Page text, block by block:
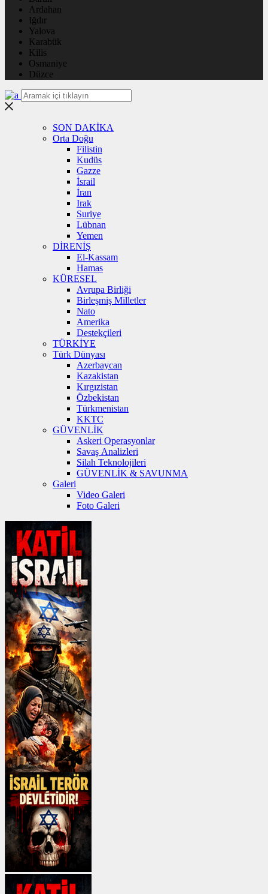
Ardahan
Iğdır
Yalova
Karabük
Kilis
Osmaniye
Düzce
SON DAKİKA
Orta Doğu
Filistin
Kudüs
Gazze
İsrail
İran
Irak
Suriye
Lübnan
Yemen
DİRENİŞ
El-Kassam
Hamas
KÜRESEL
Avrupa Birliği
Birleşmiş Milletler
Nato
Amerika
Destekçileri
TÜRKİYE
Türk Dünyası
Azerbaycan
Kazakistan
Kırgızistan
Özbekistan
Türkmenistan
KKTC
GÜVENLİK
Askeri Operasyonlar
Savaş Analizleri
Silah Teknolojileri
GÜVENLİK & SAVUNMA
Galeri
Video Galeri
Foto Galeri